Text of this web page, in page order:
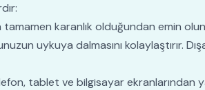
tamamen karanlık olduğundan emin
uykuya dalmasını kolaylaştırır.
tablet ve bilgisayar ekranlarından